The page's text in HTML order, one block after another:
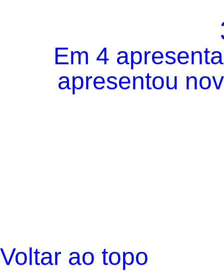
Em 4
apresentou
Voltar ao topo